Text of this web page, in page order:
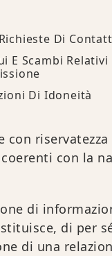
Di
E Scambi Relativi
Di Idoneità
con
con la
di
di per
di una